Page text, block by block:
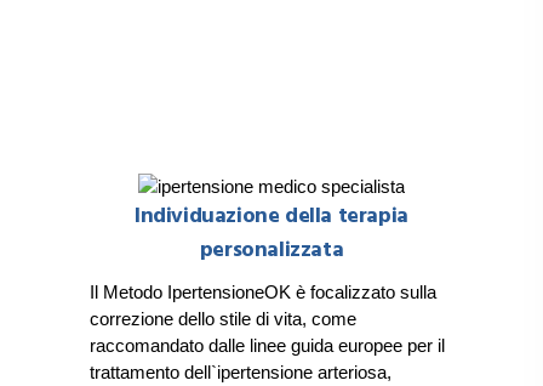
Individuazione della terapia
personalizzata
Il Metodo IpertensioneOK è focalizzato sulla
correzione dello stile di vita, come
raccomandato dalle linee guida europee per il
trattamento dell`ipertensione arteriosa,